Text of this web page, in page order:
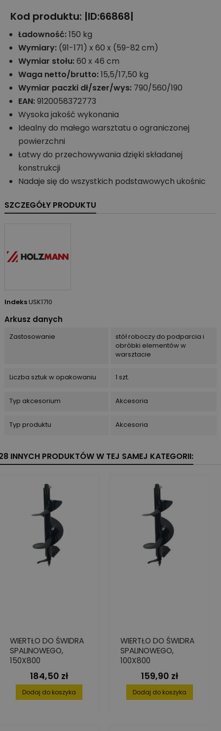
Kod produktu: |ID:66868|
Ładowność:150 kg
Wymiary: (91-171) x 60 x (59-82 cm)
Wymiar stołu:60 x 46 cm
Waga netto/brutto:15,5/17,50 kg
Wymiar paczki dł/szer/wys: 790/560/190
EAN:9120058372773
Wysoka jakość wykonania
Idealny do małego warsztatu o ograniczonej
powierzchni
Łatwy do przechowywania dzięki składanej
konstrukcji
Nadaje się do wszystkich podstawowych ukośnic
SZCZEGÓŁY PRODUKTU
IndeksUSK1710
Arkusz danych
Zastosowanie
stół roboczy do podparcia i
obróbki elementów w
warsztacie
Liczba sztuk w opakowaniu 1 szt.
Typ akcesorium Akcesoria
Typ produktu Akcesoria
INNYCH PRODUKTÓW W TEJ SAMEJ KATEGORII:
WIERTŁO DO ŚWIDRA
SPALINOWEGO,
150X800
Cena
184,50 zł
Dodaj do koszyka
WIERTŁO DO ŚWIDRA
SPALINOWEGO,
100X800
Cena
159,90 zł
Dodaj do koszyka